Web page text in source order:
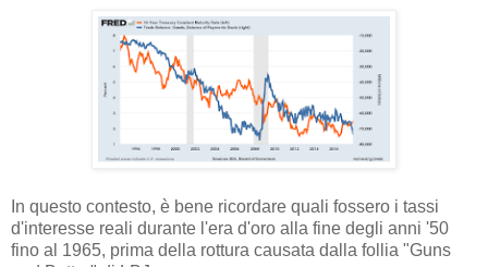
In questo contesto, è bene ricordare quali fossero i tassi
d'interesse reali durante l'era d'oro alla fine degli anni '50
fino al 1965, prima della rottura causata dalla follia "Guns